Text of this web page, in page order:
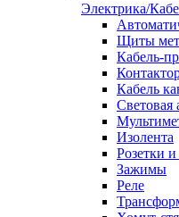
Электрика/
Щиты
Кабель-
Кабель
Световая
Изолента
Розетки
Зажимы
Реле